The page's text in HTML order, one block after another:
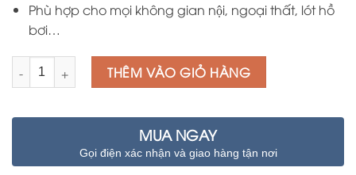
Phù hợp cho mọi không gian nội, ngoại thất, lót hồ
bơi…
Số lượng THÊM VÀO GIỎ HÀNG
MUA NGAY
Gọi điện xác nhận và giao hàng tận nơi